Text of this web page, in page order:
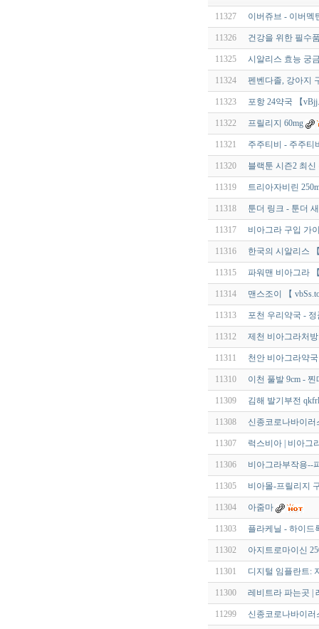
11327 이버쥬브 - 이버멕
11326 건강을 위한 필수
11325 시알리스 효능 궁
11324 펜벤다졸, 강아지
11323 포항 24약국 【
11322 프릴리지 60mg
11321 주주티비 - 주주티
11320 블랙툰 시즌2 최
11319 트리아자비린
11318 툰더 링크 - 툰더
11317 비아그라 구입 가
11316 한국의 시알리스
11315 파워맨 비아그라
11314 맨스조이 【
11313 포천 우리약국 -
11312 제천 비아그라처
11311 천안 비아그라약
11310 이천 풀발 9cm -
11309 김해 발기부전
11308 신종코로나바이
11307 럭스비아 | 비아그
11306 비아그라부작용--
11305 비아몰-프릴리지
11304 아줌마
11303 플라케닐 - 하이드
11302 아지트로마이신
11301 디지털 임플란트:
11300 레비트라 파는곳 |
11299 신종코로나바이